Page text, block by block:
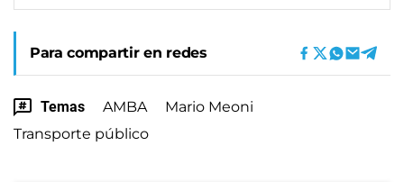
Para compartir en redes
Temas AMBA
Mario Meoni
Transporte público